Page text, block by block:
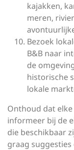
kajakken,
meren,
Bezoek
B&B naar
de
historische
lokale
Onthoud dat elke
informeer bij de
die beschikbaar
graag